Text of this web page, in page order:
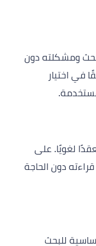
ومشكلته دون
في اختيار
لغويًا. على
دون الحاجة
للبحث